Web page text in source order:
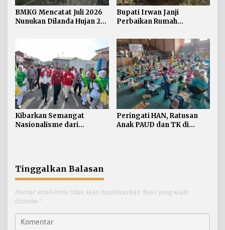
BMKG Mencatat Juli 2026
Nunukan Dilanda Hujan 23
Bupati Irwan Janji
Perbaikan Rumah
Nunukan Tahun Ini
Kibarkan Semangat
Nasionalisme dari
Peringati HAN, Ratusan
Anak PAUD dan TK di
Tinggalkan Balasan
Alamat email Anda tidak akan dipublikasikan. Ruas yang wajib
ditandai *